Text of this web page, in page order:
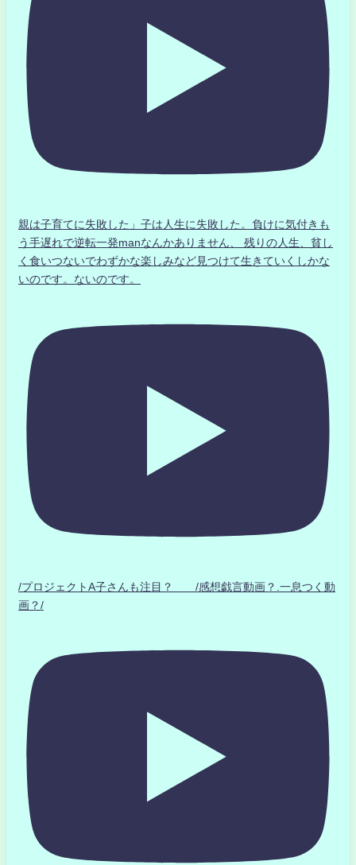
親は子育てに失敗した」子は人生に失敗した。負けに気付きも
う手遅れで逆転一発manなんかありません、 残りの人生、貧し
く食いつないでわずかな楽しみなど見つけて生きていくしかな
いのです。ないのです。
/プロジェクトA子さんも注目？ /感想戯言動画？.一息つく動
画？/